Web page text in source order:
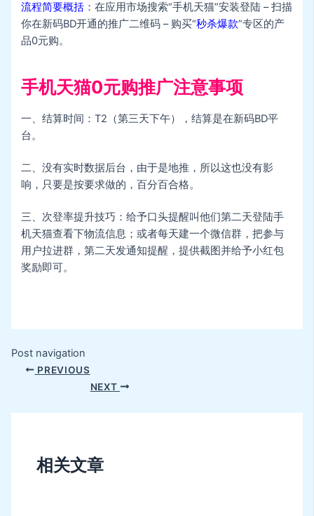
流程简要概括 ：在应用市场搜索“手机天猫”安装登陆 – 扫描
你在新码BD开通的推广二维码 – 购买“秒杀爆款”专区的产
品0元购。
手机天猫0元购推广注意事项
一、结算时间：T2（第三天下午），结算是在新码BD平
台。
二、没有实时数据后台，由于是地推，所以这也没有影
响，只要是按要求做的，百分百合格。
三、次登率提升技巧：给予口头提醒叫他们第二天登陆手
机天猫查看下物流信息；或者每天建一个微信群，把参与
用户拉进群，第二天发通知提醒，提供截图并给予小红包
奖励即可。
Post navigation
PREVIOUS
NEXT
相关文章